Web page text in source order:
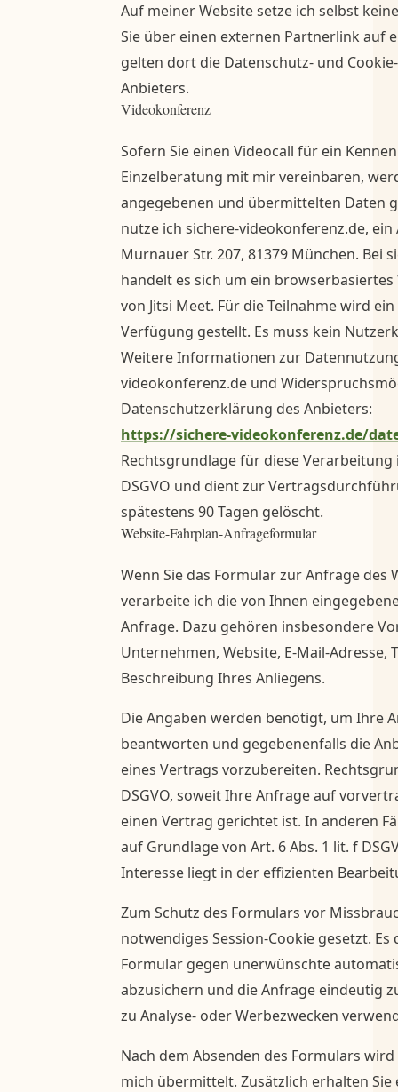
Auf meiner Website setze ich selbst
Sie über einen externen Partnerlink auf
gelten dort die Datenschutz- und
Anbieters.
Videokonferenz
Sofern Sie einen Videocall für ein
Einzelberatung mit mir vereinbaren,
angegebenen und übermittelten Daten
nutze ich sichere-videokonferenz.de,
Murnauer Str. 207, 81379 München. Bei
handelt es sich um ein
von Jitsi Meet. Für die Teilnahme wird
Verfügung gestellt. Es muss kein
Weitere Informationen zur
videokonferenz.de und
Datenschutzerklärung des Anbieters:
https://sichere-videokonferenz.de/
Rechtsgrundlage für diese Verarbeitung
DSGVO und dient zur
spätestens 90 Tagen gelöscht.
Website-Fahrplan-Anfrageformular
Wenn Sie das Formular zur Anfrage des
verarbeite ich die von Ihnen
Anfrage. Dazu gehören insbesondere
Unternehmen, Website, E-Mail-Adresse,
Beschreibung Ihres Anliegens.
Die Angaben werden benötigt, um Ihre
beantworten und gegebenenfalls die
eines Vertrags vorzubereiten.
DSGVO, soweit Ihre Anfrage auf
einen Vertrag gerichtet ist. In anderen
auf Grundlage von Art. 6 Abs. 1 lit. f
Interesse liegt in der effizienten
Zum Schutz des Formulars vor
notwendiges Session-Cookie gesetzt.
Formular gegen unerwünschte
abzusichern und die Anfrage eindeutig
zu Analyse- oder Werbezwecken
Nach dem Absenden des Formulars
mich übermittelt. Zusätzlich erhalten